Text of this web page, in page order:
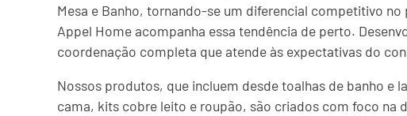
Mesa e Banho, tornando-se um diferencial competitivo no
Appel Home acompanha essa tendência de perto.
coordenação completa que atende às expectativas do
Nossos produtos, que incluem desde toalhas de banho e
cama, kits cobre leito e roupão, são criados com foco na